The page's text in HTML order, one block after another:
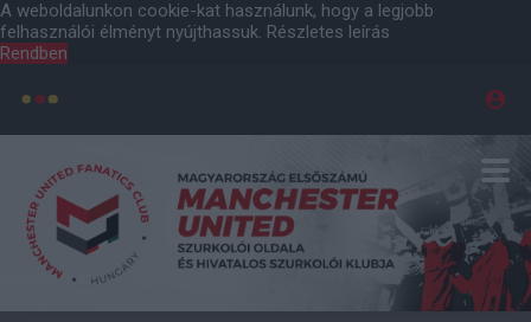
A weboldalunkon cookie-kat használunk, hogy a legjobb
felhasználói élményt nyújthassuk. Részletes leírás
Rendben